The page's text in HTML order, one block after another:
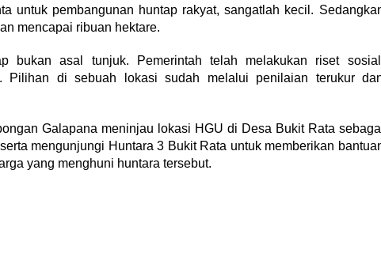
untuk pembangunan huntap rakyat, sangatlah kecil.
mencapai ribuan hektare.
bukan asal tunjuk. Pemerintah telah melakukan riset
Pilihan di sebuah lokasi sudah melalui penilaian terukur
Galapana meninjau lokasi HGU di Desa Bukit Rata
mengunjungi Huntara 3 Bukit Rata untuk memberikan
yang menghuni huntara tersebut.